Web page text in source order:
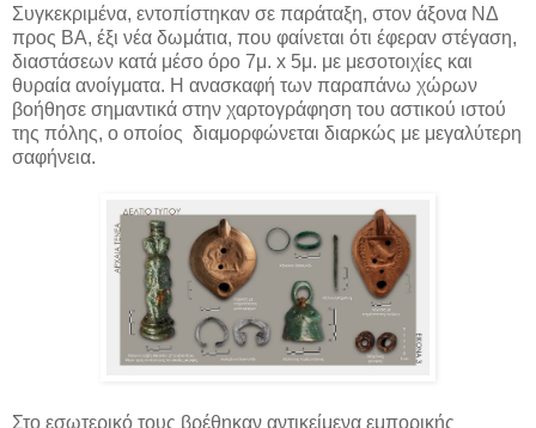
Συγκεκριμένα, εντοπίστηκαν σε παράταξη, στον άξονα ΝΔ
προς ΒΑ, έξι νέα δωμάτια, που φαίνεται ότι έφεραν στέγαση,
διαστάσεων κατά μέσο όρο 7μ. x 5μ. με μεσοτοιχίες και
θυραία ανοίγματα. Η ανασκαφή των παραπάνω χώρων
βοήθησε σημαντικά στην χαρτογράφηση του αστικού ιστού
της πόλης, ο οποίος διαμορφώνεται διαρκώς με μεγαλύτερη
σαφήνεια.
Στο εσωτερικό τους βρέθηκαν αντικείμενα εμπορικής